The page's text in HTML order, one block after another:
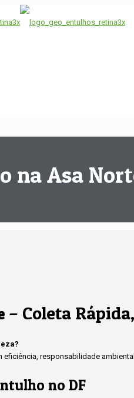
na Asa
– Coleta
responsabilidade
no DF